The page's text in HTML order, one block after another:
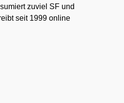
zuviel SF und
seit 1999 online